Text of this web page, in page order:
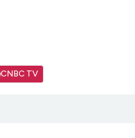
CNBC TV